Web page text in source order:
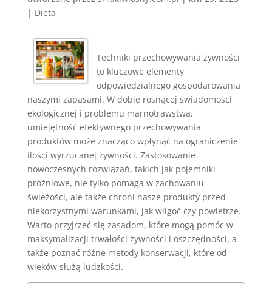
| Dieta
Techniki przechowywania żywności
to kluczowe elementy
odpowiedzialnego gospodarowania
naszymi zapasami. W dobie rosnącej świadomości
ekologicznej i problemu marnotrawstwa,
umiejętność efektywnego przechowywania
produktów może znacząco wpłynąć na ograniczenie
ilości wyrzucanej żywności. Zastosowanie
nowoczesnych rozwiązań, takich jak pojemniki
próżniowe, nie tylko pomaga w zachowaniu
świeżości, ale także chroni nasze produkty przed
niekorzystnymi warunkami, jak wilgoć czy powietrze.
Warto przyjrzeć się zasadom, które mogą pomóc w
maksymalizacji trwałości żywności i oszczędności, a
także poznać różne metody konserwacji, które od
wieków służą ludzkości.